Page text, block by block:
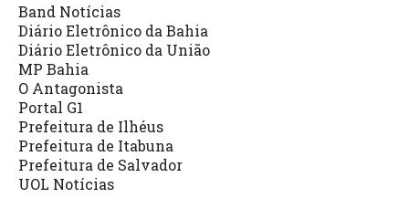
Band Notícias
Diário Eletrônico da Bahia
Diário Eletrônico da União
MP Bahia
O Antagonista
Portal G1
Prefeitura de Ilhéus
Prefeitura de Itabuna
Prefeitura de Salvador
UOL Notícias